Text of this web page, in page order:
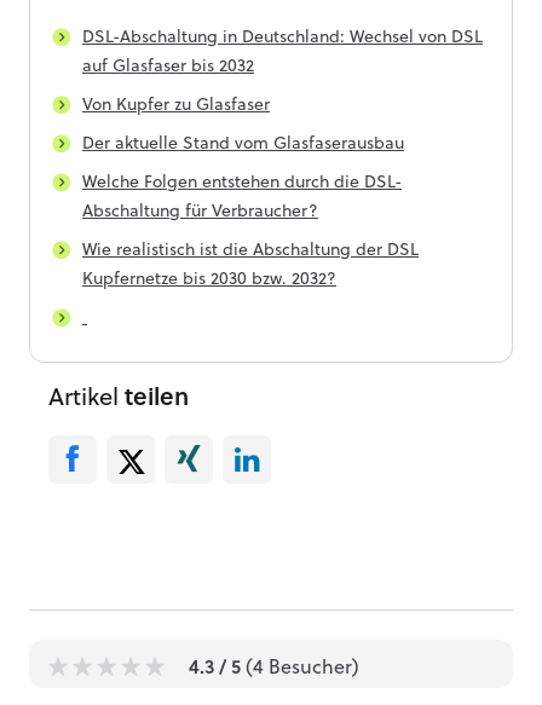
DSL-Abschaltung in Deutschland: Wechsel von DSL
auf Glasfaser bis 2032
Von Kupfer zu Glasfaser
Der aktuelle Stand vom Glasfaserausbau
Welche Folgen entstehen durch die DSL-
Abschaltung für Verbraucher?
Wie realistisch ist die Abschaltung der DSL
Kupfernetze bis 2030 bzw. 2032?
Artikel teilen
4.3 / 5 (4 Besucher)